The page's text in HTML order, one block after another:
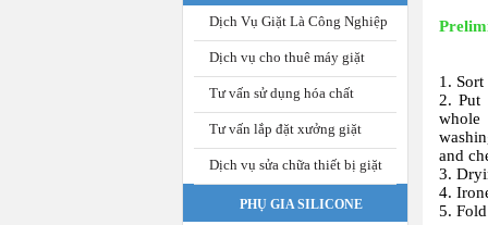
Dịch Vụ Giặt Là Công Nghiệp
Dịch vụ cho thuê máy giặt
Tư vấn sử dụng hóa chất
Tư vấn lắp đặt xưởng giặt
Dịch vụ sửa chữa thiết bị giặt
PHỤ GIA SILICONE
1. Sort
2. Put
whole
and
3.
4.
5.